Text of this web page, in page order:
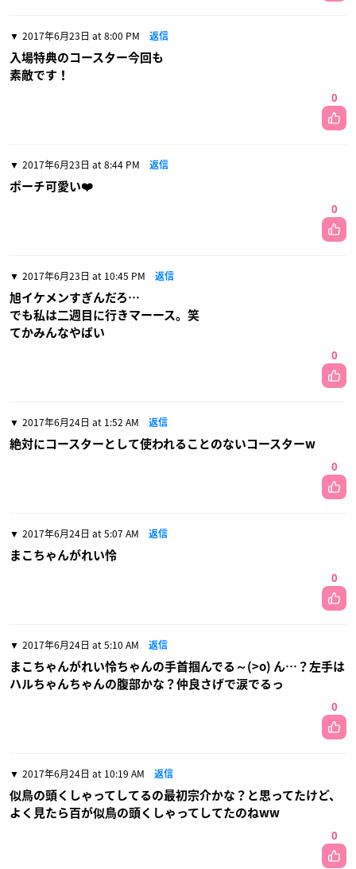
2017年6月23日 at 8:00 PM 返信
入場特典のコースター今回も
素敵です！
0
2017年6月23日 at 8:44 PM 返信
ポーチ可愛い❤️
0
2017年6月23日 at 10:45 PM 返信
旭イケメンすぎんだろ…
でも私は二週目に行きマーース。笑
てかみんなやばい
0
2017年6月24日 at 1:52 AM 返信
絶対にコースターとして使われることのないコースターw
0
2017年6月24日 at 5:07 AM 返信
まこちゃんがれい怜
0
2017年6月24日 at 5:10 AM 返信
まこちゃんがれい怜ちゃんの手首掴んでる～(>o) ん…？左手は
ハルちゃんちゃんの腹部かな？仲良さげで涙でるっ
0
2017年6月24日 at 10:19 AM 返信
似鳥の頭くしゃってしてるの最初宗介かな？と思ってたけど、
よく見たら百が似鳥の頭くしゃってしてたのねww
0